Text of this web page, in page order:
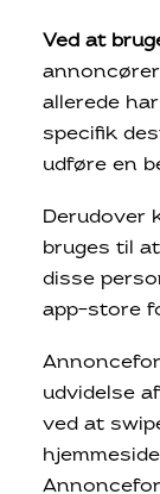
Ved at
allerede
specifik
udføre en
Derudover
bruges til
disse
app-store
udvidelse
ved at